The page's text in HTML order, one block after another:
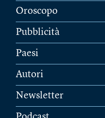
Oroscopo
Pubblicità
Paesi
Autori
Newsletter